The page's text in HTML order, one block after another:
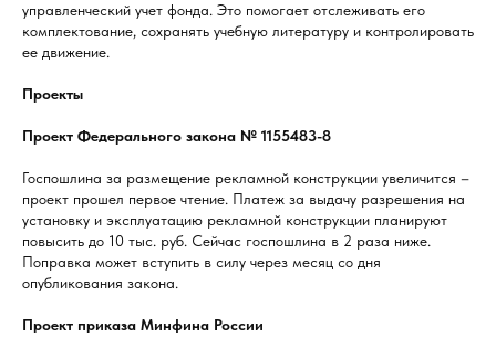
управленческий учет фонда. Это помогает отслеживать его
комплектование, сохранять учебную литературу и контролировать
ее движение.
Проекты
Проект Федерального закона № 1155483-8
Госпошлина за размещение рекламной конструкции увеличится –
проект прошел первое чтение. Платеж за выдачу разрешения на
установку и эксплуатацию рекламной конструкции планируют
повысить до 10 тыс. руб. Сейчас госпошлина в 2 раза ниже.
Поправка может вступить в силу через месяц со дня
опубликования закона.
Проект приказа Минфина России